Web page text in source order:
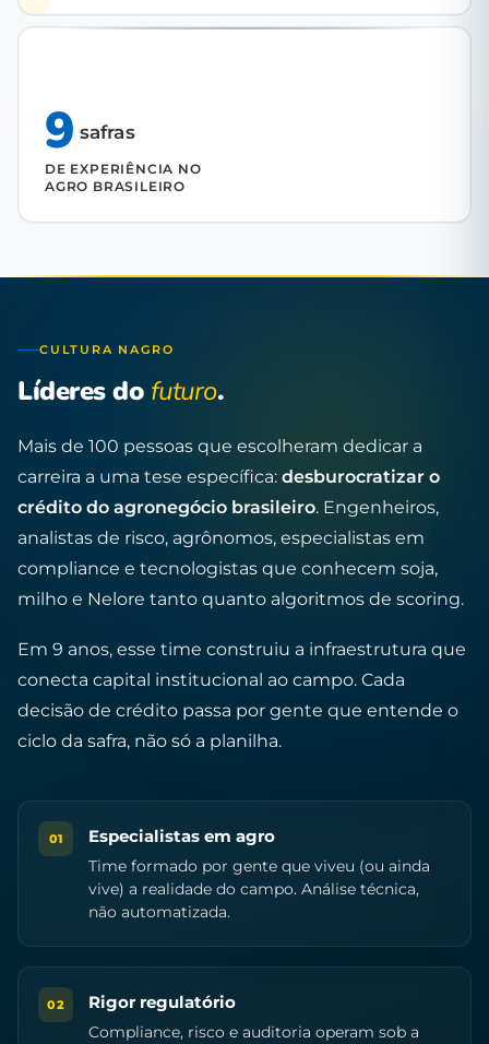
9 safras
DE EXPERIÊNCIA NO
AGRO BRASILEIRO
CULTURA NAGRO
Líderes do futuro.
Mais de 100 pessoas que escolheram dedicar a
carreira a uma tese específica: desburocratizar o
crédito do agronegócio brasileiro. Engenheiros,
analistas de risco, agrônomos, especialistas em
compliance e tecnologistas que conhecem soja,
milho e Nelore tanto quanto algoritmos de scoring.
Em 9 anos, esse time construiu a infraestrutura que
conecta capital institucional ao campo. Cada
decisão de crédito passa por gente que entende o
ciclo da safra, não só a planilha.
01 Especialistas em agro
Time formado por gente que viveu (ou ainda
vive) a realidade do campo. Análise técnica,
não automatizada.
02 Rigor regulatório
Compliance, risco e auditoria operam sob a